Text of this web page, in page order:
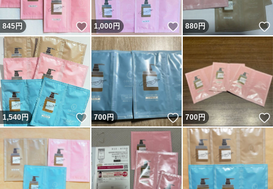
845円 いいね！
1,000円 いいね！
880円
1,540円 いいね！
700円 いいね！
700円